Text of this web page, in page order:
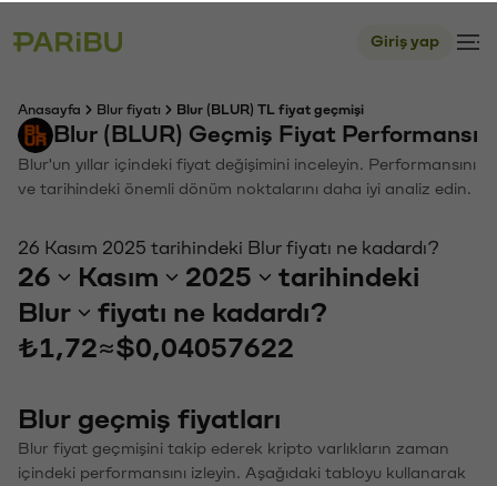
Giriş yap
Anasayfa Blur fiyatı Blur (BLUR) TL fiyat geçmişi
Blur (BLUR) Geçmiş Fiyat Performansı
Blur'un yıllar içindeki fiyat değişimini inceleyin. Performansını
ve tarihindeki önemli dönüm noktalarını daha iyi analiz edin.
26 Kasım 2025 tarihindeki Blur fiyatı ne kadardı?
26 Kasım 2025
tarihindeki
Blur
fiyatı ne kadardı?
₺1,72≈$0,04057622
Blur geçmiş fiyatları
Blur fiyat geçmişini takip ederek kripto varlıkların zaman
içindeki performansını izleyin. Aşağıdaki tabloyu kullanarak